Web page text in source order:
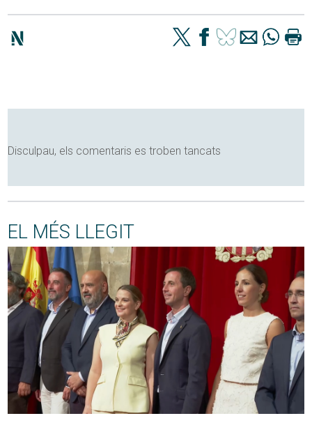
Disculpau, els comentaris es troben tancats
EL MÉS LLEGIT